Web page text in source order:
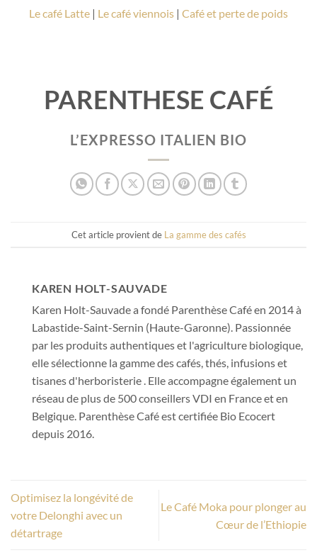
Le café Latte | Le café viennois | Café et perte de poids
PARENTHESE CAFÉ
L’EXPRESSO ITALIEN BIO
Cet article provient de La gamme des cafés
KAREN HOLT-SAUVADE
Karen Holt-Sauvade a fondé Parenthèse Café en 2014 à
Labastide-Saint-Sernin (Haute-Garonne). Passionnée
par les produits authentiques et l'agriculture biologique,
elle sélectionne la gamme des cafés, thés, infusions et
tisanes d'herboristerie . Elle accompagne également un
réseau de plus de 500 conseillers VDI en France et en
Belgique. Parenthèse Café est certifiée Bio Ecocert
depuis 2016.
Optimisez la longévité de
votre Delonghi avec un
détartrage
Le Café Moka pour plonger au
Cœur de l’Ethiopie